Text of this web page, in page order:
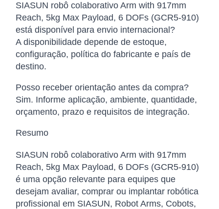
SIASUN robô colaborativo Arm with 917mm
Reach, 5kg Max Payload, 6 DOFs (GCR5-910)
está disponível para envio internacional?
A disponibilidade depende de estoque,
configuração, política do fabricante e país de
destino.
Posso receber orientação antes da compra?
Sim. Informe aplicação, ambiente, quantidade,
orçamento, prazo e requisitos de integração.
Resumo
SIASUN robô colaborativo Arm with 917mm
Reach, 5kg Max Payload, 6 DOFs (GCR5-910)
é uma opção relevante para equipes que
desejam avaliar, comprar ou implantar robótica
profissional em SIASUN, Robot Arms, Cobots,